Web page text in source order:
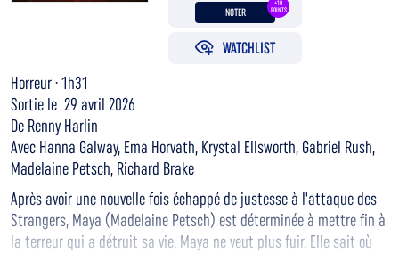
+10
POINTS
NOTER
WATCHLIST
Horreur · 1h31
Sortie le 29 avril 2026
De Renny Harlin
Avec Hanna Galway, Ema Horvath, Krystal Ellsworth, Gabriel Rush,
Madelaine Petsch, Richard Brake
Après avoir une nouvelle fois échappé de justesse à l'attaque des
Strangers, Maya (Madelaine Petsch) est déterminée à mettre fin à
la terreur qui a détruit sa vie. Maya ne veut plus fuir. Elle sait où